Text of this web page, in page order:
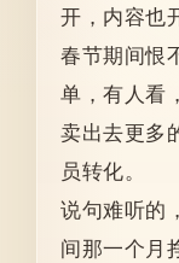
开，内容也
春节期间恨
单，有人看
卖出去更多
员转化。
说句难听的
间那一个月